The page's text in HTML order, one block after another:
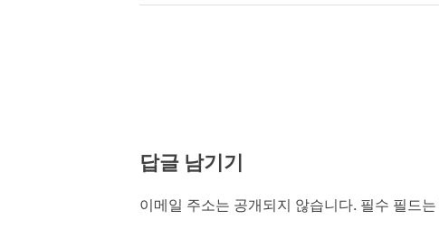
답글 남기기
이메일 주소는 공개되지 않습니다. 필수 필드는